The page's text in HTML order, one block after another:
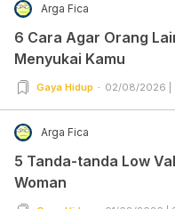
Arga Fica
6 Cara Agar Orang
Menyukai Kamu
Gaya Hidup 02/08/2026 |
Arga Fica
5 Tanda-tanda Low
Woman